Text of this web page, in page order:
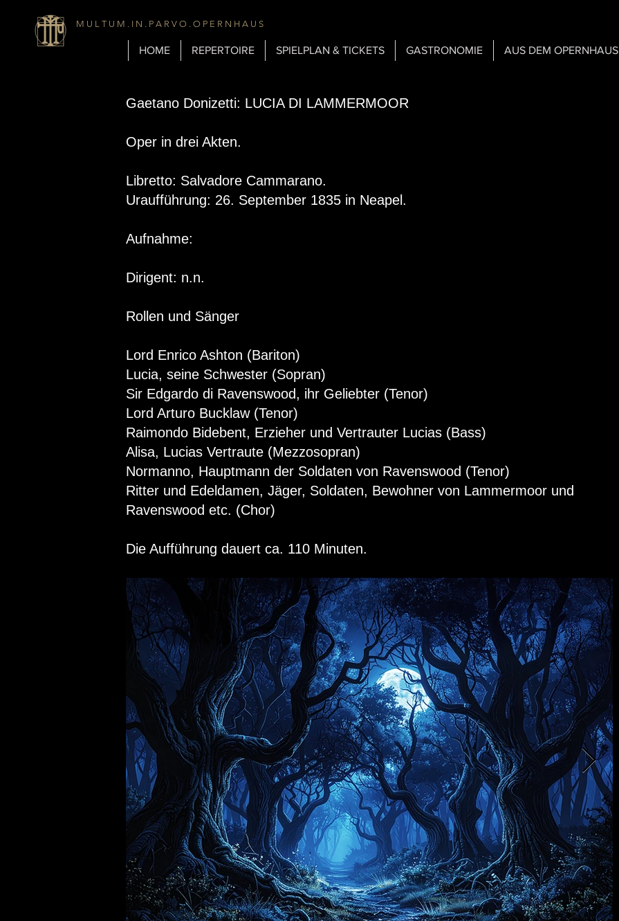
M U L T U M . I N . P A R V O . O P E R N H A U S
HOME REPERTOIRE SPIELPLAN & TICKETS GASTRONOMIE AUS DEM OPERNHAUS
Gaetano Donizetti: LUCIA DI LAMMERMOOR
Oper in drei Akten.
Libretto: Salvadore Cammarano.
Uraufführung: 26. September 1835 in Neapel.
Aufnahme:
Dirigent: n.n.
Rollen und Sänger
Lord Enrico Ashton (Bariton)
Lucia, seine Schwester (Sopran)
Sir Edgardo di Ravenswood, ihr Geliebter (Tenor)
Lord Arturo Bucklaw (Tenor)
Raimondo Bidebent, Erzieher und Vertrauter Lucias (Bass)
Alisa, Lucias Vertraute (Mezzosopran)
Normanno, Hauptmann der Soldaten von Ravenswood (Tenor)
Ritter und Edeldamen, Jäger, Soldaten, Bewohner von Lammermoor und
Ravenswood etc. (Chor)
Die Aufführung dauert ca. 110 Minuten.